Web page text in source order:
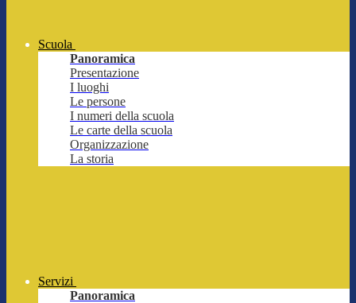
Scuola
Panoramica
Presentazione
I luoghi
Le persone
I numeri della scuola
Le carte della scuola
Organizzazione
La storia
Servizi
Panoramica